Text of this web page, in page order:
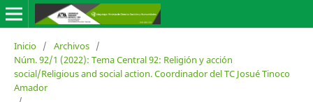
Inicio / Archivos /
Núm. 92/1 (2022): Tema Central 92: Religión y acción
social/Religious and social action. Coordinador del TC Josué Tinoco
Amador